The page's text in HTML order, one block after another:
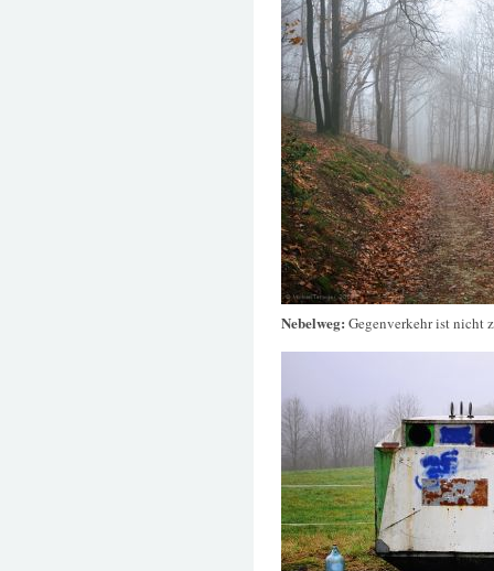
Nebelweg: Gegenverkehr ist nicht